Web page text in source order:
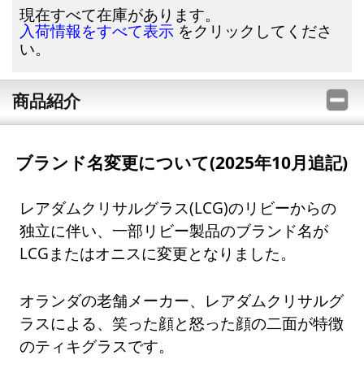
現在すべて在庫があります。
入荷情報をすべて表示 をクリックしてくださ
い。
商品紹介
ブランド名変更について(2025年10月追記)
レアダムクリサルグラス(LCG)のリビーからの
独立に伴い、一部リビー製品のブランド名が
LCGまたはオニスに変更となりました。
オランダの老舗メーカー、レアダムクリサルグ
ラスによる、笑った顔と怒った顔の二面が特徴
のティキグラスです。